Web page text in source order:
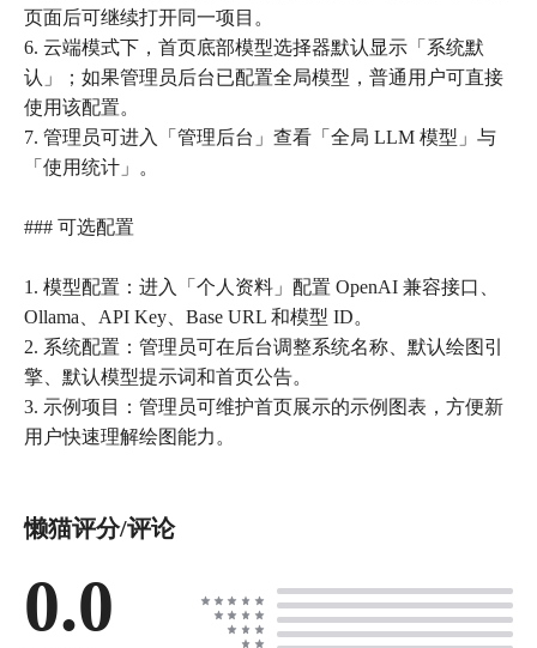
页面后可继续打开同一项目。
6. 云端模式下，首页底部模型选择器默认显示「系统默
认」；如果管理员后台已配置全局模型，普通用户可直接
使用该配置。
7. 管理员可进入「管理后台」查看「全局 LLM 模型」与
「使用统计」。
### 可选配置
1. 模型配置：进入「个人资料」配置 OpenAI 兼容接口、
Ollama、API Key、Base URL 和模型 ID。
2. 系统配置：管理员可在后台调整系统名称、默认绘图引
擎、默认模型提示词和首页公告。
3. 示例项目：管理员可维护首页展示的示例图表，方便新
用户快速理解绘图能力。
懒猫评分/评论
0.0